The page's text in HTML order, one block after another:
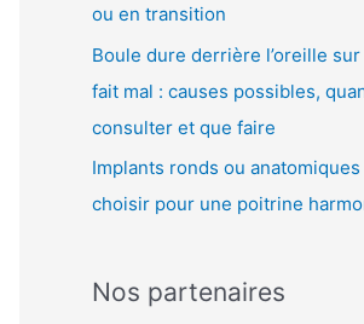
ou en transition
Boule dure derrière l’oreille sur
fait mal : causes possibles,
consulter et que faire
Implants ronds ou
choisir pour une poitrine
Nos partenaires